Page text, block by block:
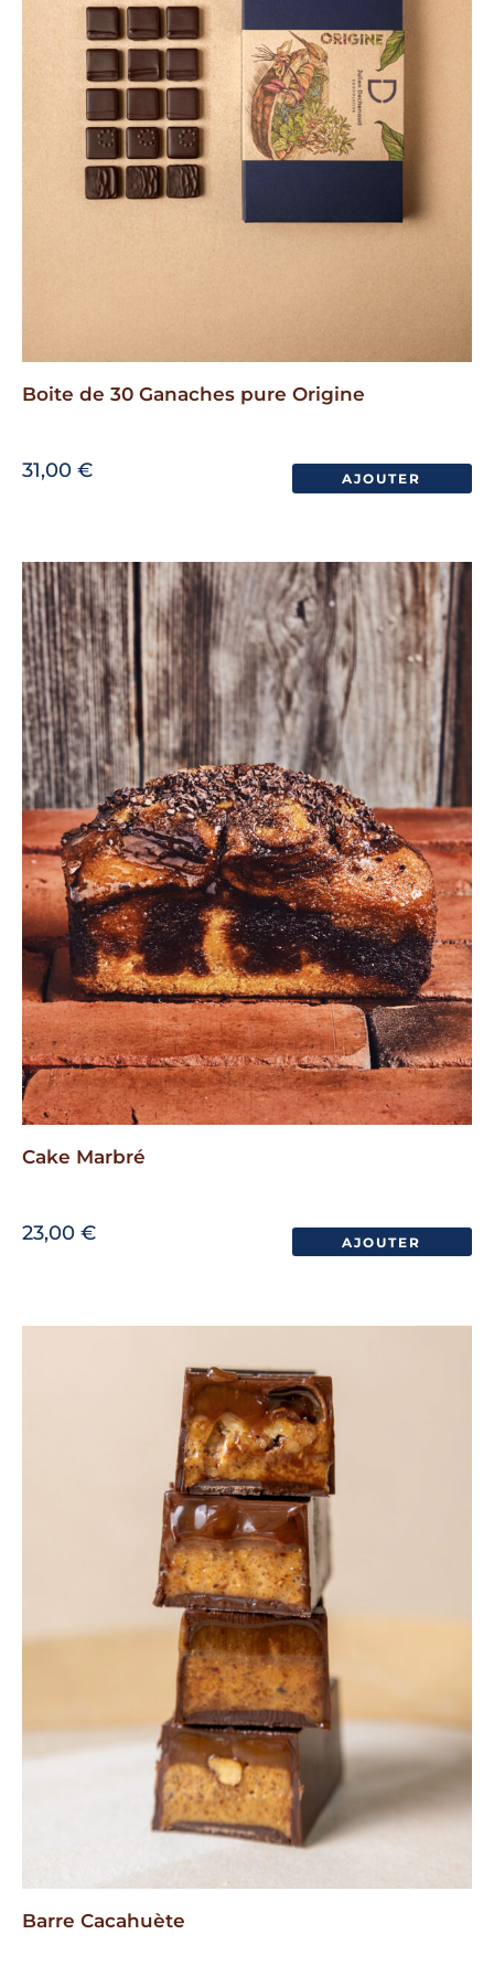
choisies
sur
la
Boite de 30 Ganaches pure Origine
31,00 € AJOUTER
Cake Marbré
23,00 € AJOUTER
Barre Cacahuète